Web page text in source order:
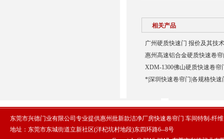
相关产品
广州硬质快速门 报价及其技
惠州高速铝合金硬质快速卷
XDM-1300佛山硬质快速卷帘
*|深圳快速卷帘门|各规格快速
东莞市兴德门业有限公司专业提供惠州批新款洁净厂房快速卷帘门 车间特制-纤
地址：东莞市东城街道立新社区(洋杞坑村地段)东四环路6--8号